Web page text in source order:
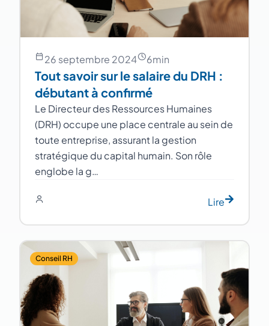
26 septembre 2024 6min
Tout savoir sur le salaire du DRH :
débutant à confirmé
Le Directeur des Ressources Humaines
(DRH) occupe une place centrale au sein de
toute entreprise, assurant la gestion
stratégique du capital humain. Son rôle
englobe la g…
Lire
Conseil RH